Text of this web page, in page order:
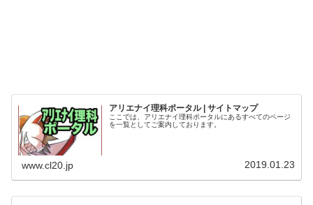
アリエナイ理科ポータル | サイトマップ
ここでは、アリエナイ理科ポータルにあるすべてのページ
を一覧としてご案内しております。
www.cl20.jp 2019.01.23